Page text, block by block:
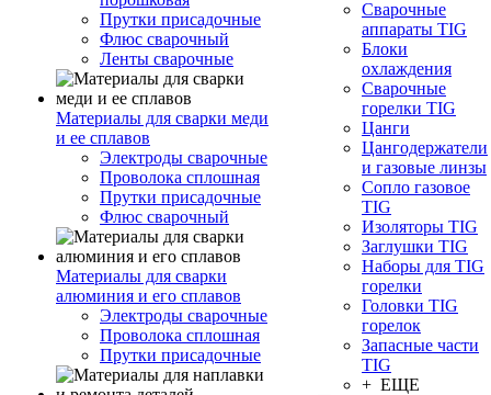
Прутки присадочные
Флюс сварочный
Ленты сварочные
Материалы для сварки меди
и ее сплавов
Электроды сварочные
Проволока сплошная
Прутки присадочные
Флюс сварочный
Материалы для сварки
алюминия и его сплавов
Электроды сварочные
Проволока сплошная
Прутки присадочные
Сварочные
аппараты TIG
Блоки
охлаждения
Сварочные
горелки TIG
Цанги
Цангодержатели
и газовые линзы
Сопло газовое
TIG
Изоляторы TIG
Заглушки TIG
Наборы для TIG
горелки
Головки TIG
горелок
Запасные части
TIG
+ ЕЩЕ